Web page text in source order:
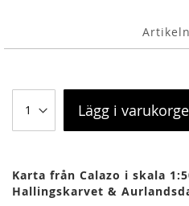
Lägg i
Karta från Calazo i skala
Hallingskarvet &